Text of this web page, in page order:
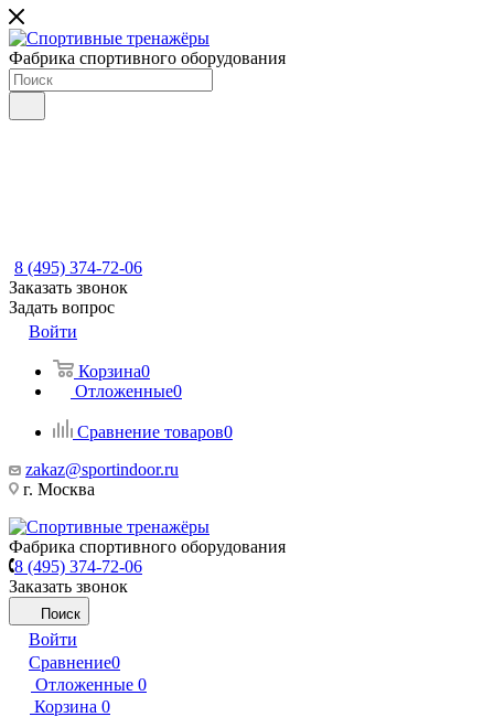
Фабрика спортивного оборудования
8 (495) 374-72-06
Заказать звонок
Задать вопрос
Войти
Корзина0
Отложенные0
Сравнение товаров0
zakaz@sportindoor.ru
г. Москва
Фабрика спортивного оборудования
8 (495) 374-72-06
Заказать звонок
Поиск
Войти
Сравнение0
Отложенные 0
Корзина 0